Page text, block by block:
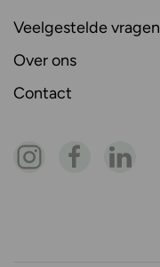
Veelgestelde vragen
Over ons
Contact